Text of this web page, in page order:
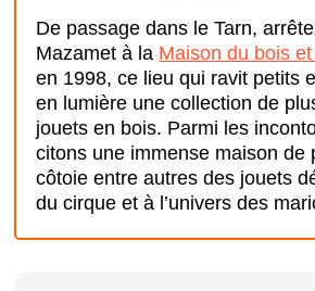
De passage dans le Tarn,
Mazamet à la Maison du bois
en 1998, ce lieu qui ravit petits
en lumière une collection de
jouets en bois. Parmi les
citons une immense maison de
côtoie entre autres des jouets
du cirque et à l’univers des